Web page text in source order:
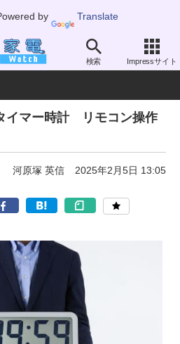
by Translate
検索 Impressサイト
時計・文具 時計
イマー時計 リモコン操作
河原塚 英信 2025年2月5日 13:05